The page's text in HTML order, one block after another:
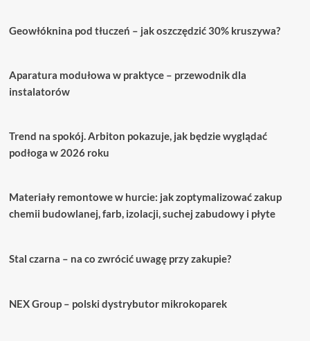
do
Geowłóknina pod tłuczeń – jak oszczędzić 30% kruszywa?
Aparatura modułowa w praktyce – przewodnik dla
instalatorów
Trend na spokój. Arbiton pokazuje, jak będzie wyglądać
podłoga w 2026 roku
Materiały remontowe w hurcie: jak zoptymalizować zakup
chemii budowlanej, farb, izolacji, suchej zabudowy i płyte
Stal czarna – na co zwrócić uwagę przy zakupie?
NEX Group – polski dystrybutor mikrokoparek